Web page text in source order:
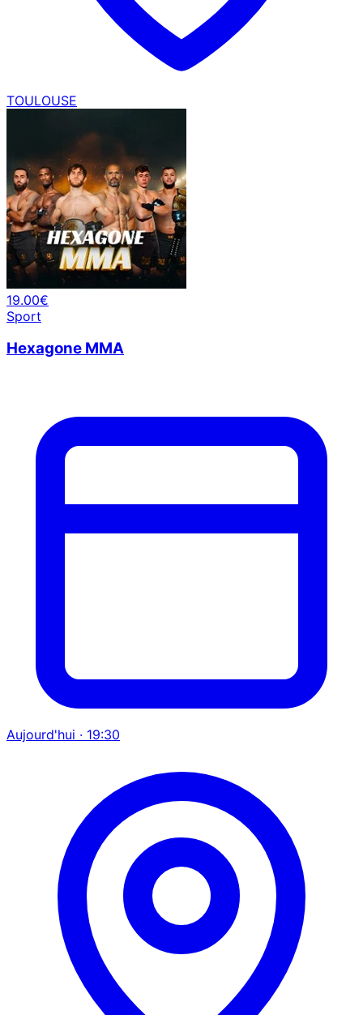
TOULOUSE
19.00€
Sport
Hexagone MMA
Aujourd'hui · 19:30